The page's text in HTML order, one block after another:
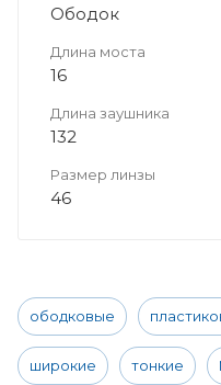
Ободок
Длина моста
16
Длина заушника
132
Размер линзы
46
ободковые
широкие тонкие